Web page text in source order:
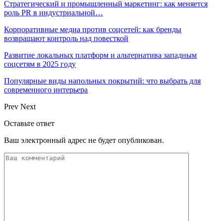
Стратегический и промышленный маркетинг: как меняется
роль PR в индустриальной…
Корпоративные медиа против соцсетей: как бренды
возвращают контроль над повесткой
Развитие локальных платформ и альтернатива западным
соцсетям в 2025 году
Популярные виды напольных покрытий: что выбрать для
современного интерьера
Prev Next
Оставьте ответ
Ваш электронный адрес не будет опубликован.